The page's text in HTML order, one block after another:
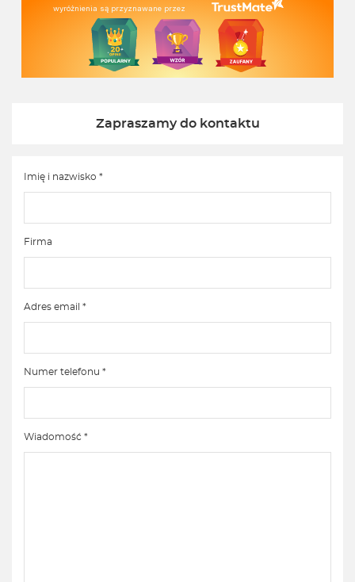
wyróżnienia są przyznawane przez
Zapraszamy do kontaktu
Imię i nazwisko *
Firma
Adres email *
Numer telefonu *
Wiadomość *